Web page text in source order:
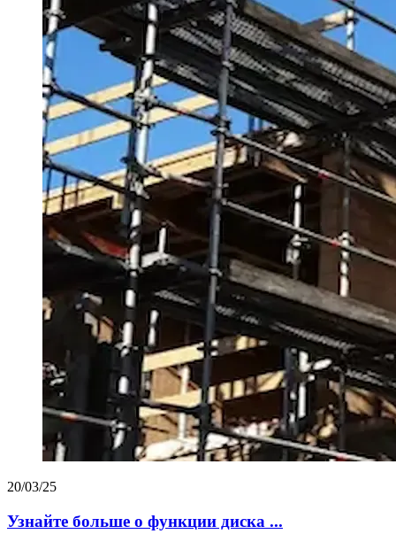
20/03/25
Узнайте больше о функции диска ...